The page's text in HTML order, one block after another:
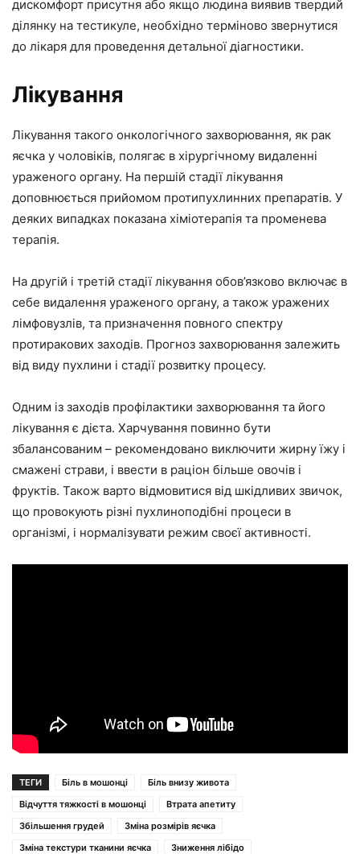
дискомфорт присутня або якщо людина виявив твердий
ділянку на тестикуле, необхідно терміново звернутися
до лікаря для проведення детальної діагностики.
Лікування
Лікування такого онкологічного захворювання, як рак
яєчка у чоловіків, полягає в хірургічному видаленні
ураженого органу. На першій стадії лікування
доповнюється прийомом протипухлинних препаратів. У
деяких випадках показана хіміотерапія та променева
терапія.
На другій і третій стадії лікування обов’язково включає в
себе видалення ураженого органу, а також уражених
лімфовузлів, та призначення повного спектру
протиракових заходів. Прогноз захворювання залежить
від виду пухлини і стадії розвитку процесу.
Одним із заходів профілактики захворювання та його
лікування є дієта. Харчування повинно бути
збалансованим – рекомендовано виключити жирну їжу і
смажені страви, і ввести в раціон більше овочів і
фруктів. Також варто відмовитися від шкідливих звичок,
що провокують різні пухлиноподібні процеси в
організмі, і нормалізувати режим своєї активності.
ТЕГИ Біль в мошонці
Біль внизу живота
Відчуття тяжкості в мошонці
Втрата апетиту
Збільшення грудей
Зміна розмірів яєчка
Зміна текстури тканини яєчка
Зниження лібідо